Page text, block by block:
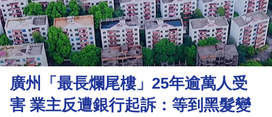
資
樓
市
理
財
商
廣州「最長爛尾樓」25年逾萬人受
害 業主反遭銀行起訴：等到黑髮變